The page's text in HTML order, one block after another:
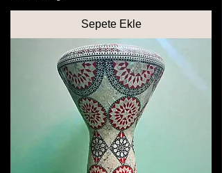
Sepete Ekle